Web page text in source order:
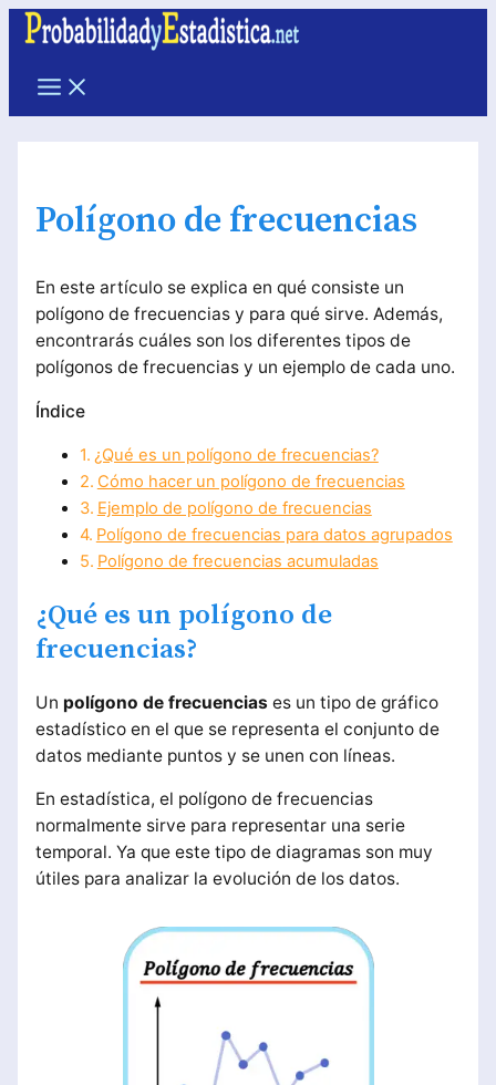
contenido
Main
Menu
Polígono de frecuencias
En este artículo se explica en qué consiste un
polígono de frecuencias y para qué sirve. Además,
encontrarás cuáles son los diferentes tipos de
polígonos de frecuencias y un ejemplo de cada uno.
Índice
¿Qué es un polígono de frecuencias?
Cómo hacer un polígono de frecuencias
Ejemplo de polígono de frecuencias
Polígono de frecuencias para datos agrupados
Polígono de frecuencias acumuladas
¿Qué es un polígono de
frecuencias?
Un polígono de frecuencias es un tipo de gráfico
estadístico en el que se representa el conjunto de
datos mediante puntos y se unen con líneas.
En estadística, el polígono de frecuencias
normalmente sirve para representar una serie
temporal. Ya que este tipo de diagramas son muy
útiles para analizar la evolución de los datos.